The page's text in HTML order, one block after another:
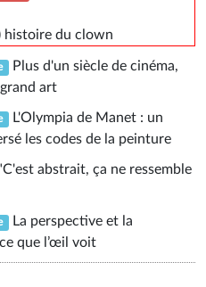
histoire du clown
Plus d'un siècle de cinéma,
art
L'Olympia de Manet : un
les codes de la peinture
abstrait, ça ne ressemble
La perspective et la
que l’œil voit